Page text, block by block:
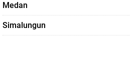
Medan
Simalungun